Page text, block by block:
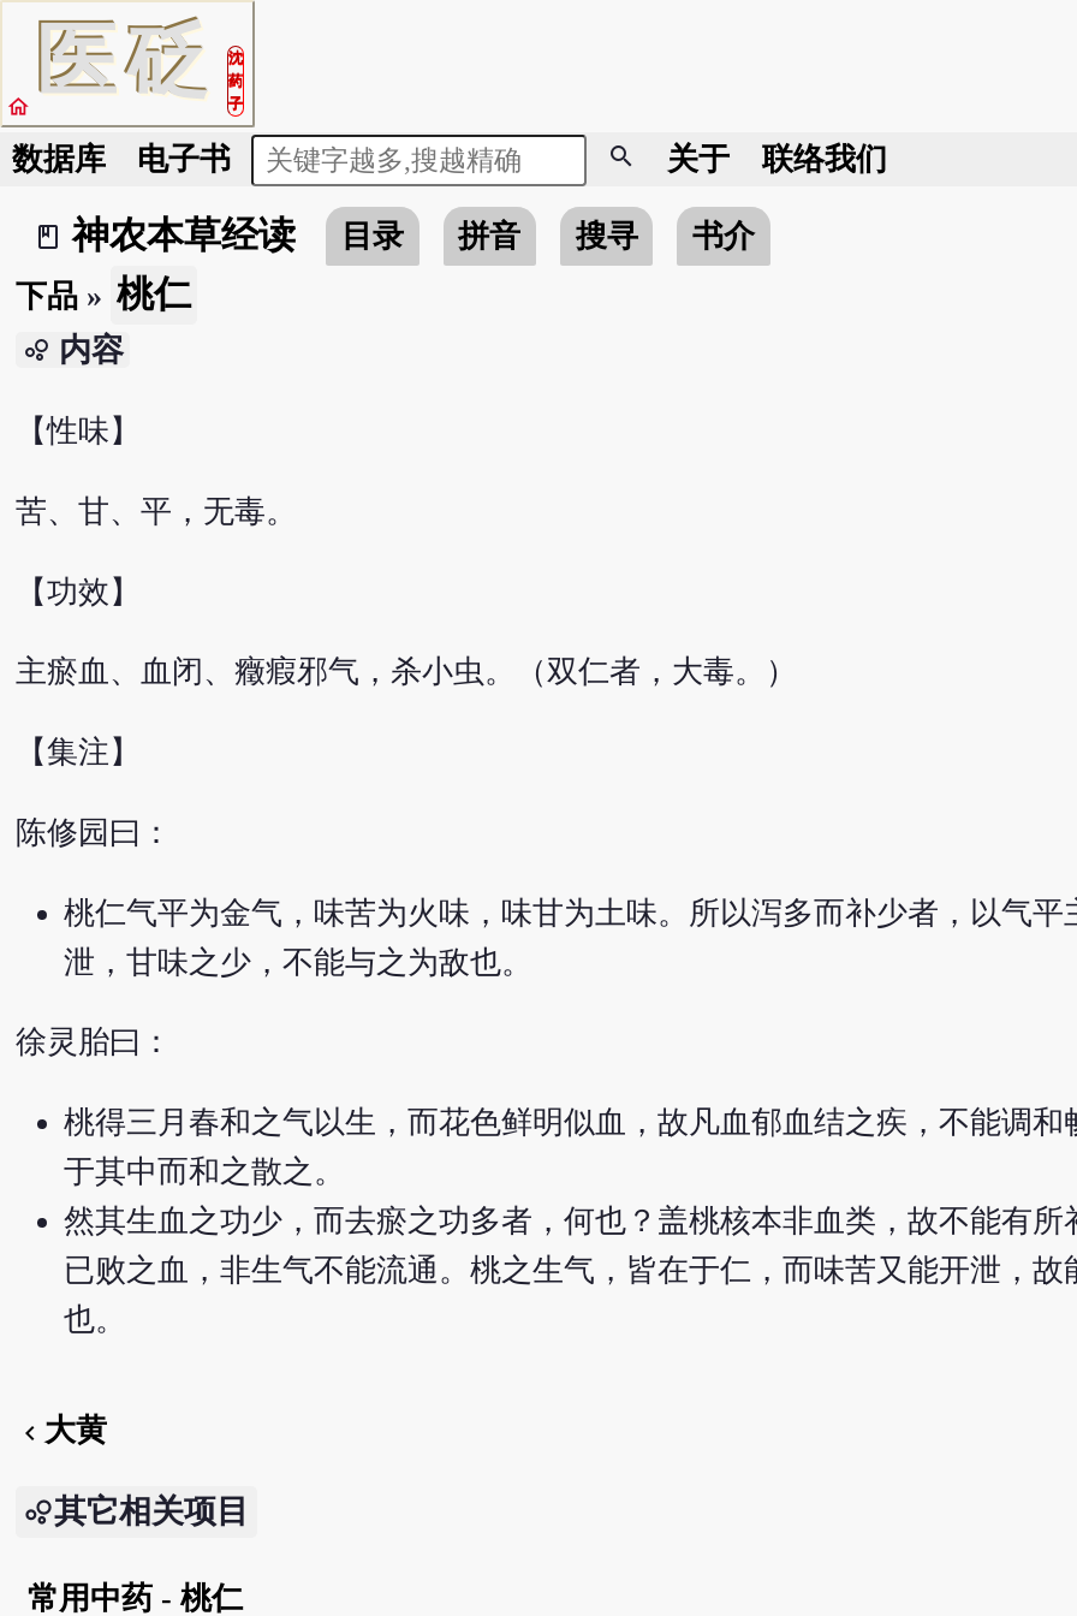
医砭
沈
药
子
home
数据库 电子书 search 关于 联络我们
book_2
神农本草经读 目录 拼音 搜寻
书介
下品» 桃仁
bubble_chart 内容
【性味】
苦、甘、平，无毒。
【功效】
主瘀血、血闭、癥瘕邪气，杀小虫。（双仁者，大毒。）
【集注】
陈修园曰：
桃仁气平为金气，味苦为火味，味甘为土味。所以泻多而补少者，以气平
泄，甘味之少，不能与之为敌也。
徐灵胎曰：
桃得三月春和之气以生，而花色鲜明似血，故凡血郁血结之疾，不能调和
于其中而和之散之。
然其生血之功少，而去瘀之功多者，何也？盖桃核本非血类，故不能有所
已败之血，非生气不能流通。桃之生气，皆在于仁，而味苦又能开泄，故
也。
chevron_left 大黄
其它相关项目
常用中药 - 桃仁